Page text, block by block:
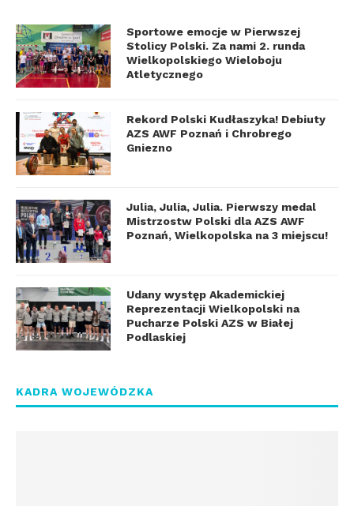
Sportowe emocje w Pierwszej
Stolicy Polski. Za nami 2. runda
Wielkopolskiego Wieloboju
Atletycznego
Rekord Polski Kudłaszyka! Debiuty
AZS AWF Poznań i Chrobrego
Gniezno
Julia, Julia, Julia. Pierwszy medal
Mistrzostw Polski dla AZS AWF
Poznań, Wielkopolska na 3 miejscu!
Udany występ Akademickiej
Reprezentacji Wielkopolski na
Pucharze Polski AZS w Białej
Podlaskiej
KADRA WOJEWÓDZKA